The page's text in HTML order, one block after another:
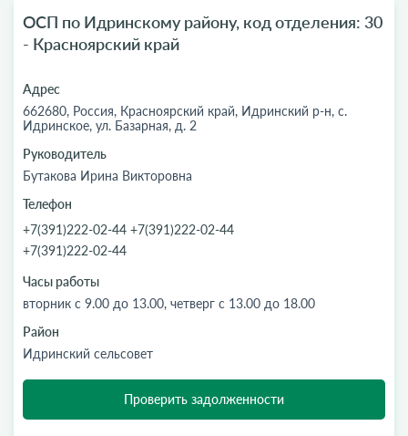
ОСП по Идринскому району, код отделения: 30
- Красноярский край
Адрес
662680, Россия, Красноярский край, Идринский р-н, с.
Идринское, ул. Базарная, д. 2
Руководитель
Бутакова Ирина Викторовна
Телефон
+7(391)222-02-44 +7(391)222-02-44
+7(391)222-02-44
Часы работы
вторник с 9.00 до 13.00, четверг с 13.00 до 18.00
Район
Идринский сельсовет
Проверить задолженности